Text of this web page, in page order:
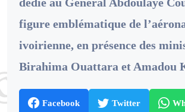
figure emblématique de
ivoirienne, en présence des
Birahima Ouattara et Amadou
Facebook Twitter